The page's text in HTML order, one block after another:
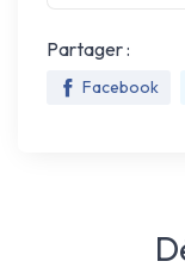
Partager :
Facebook